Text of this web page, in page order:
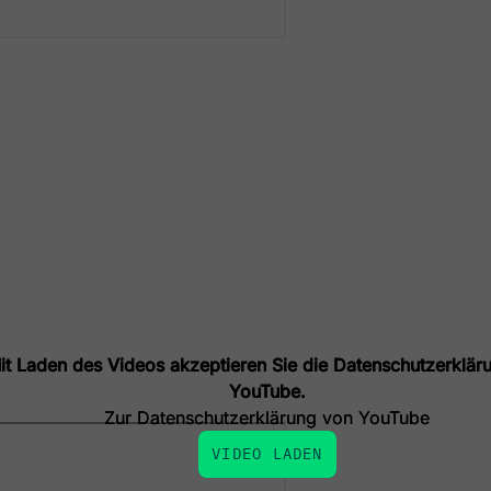
Laden des Videos akzeptieren Sie die
YouTube.
Zur Datenschutzerklärung von YouTube
VIDEO LADEN
Laden des Videos akzeptieren Sie die
YouTube.
Zur Datenschutzerklärung von YouTube
VIDEO LADEN